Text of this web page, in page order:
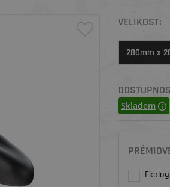
VELIKOST:
280mm x
Skladem